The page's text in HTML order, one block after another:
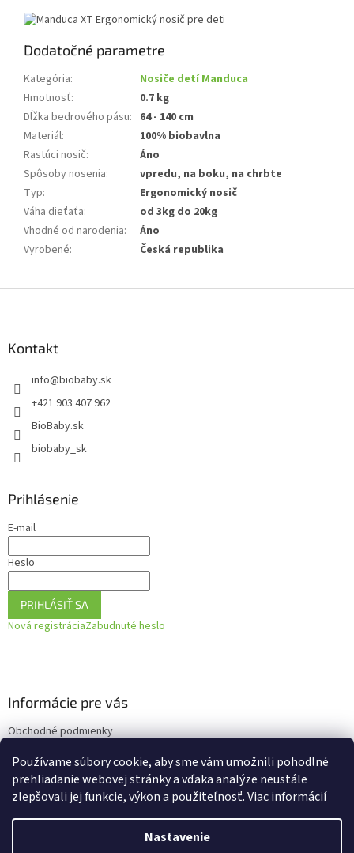
Používame súbory cookie, aby sme vám umožnili pohodlné
prehliadanie webovej stránky a vďaka analýze neustále
zlepšovali jej funkcie, výkon a použiteľnosť.Viac informácií
Nastavenie
Dodatočné parametre
Kategória:
Nosiče detí Manduca
Hmotnosť:
0.7 kg
Dĺžka bedrového pásu: 64 - 140 cm
Materiál:
100% biobavlna
Rastúci nosič:
Áno
Spôsoby nosenia:
vpredu, na boku, na chrbte
Typ:
Ergonomický nosič
Váha dieťaťa:
od 3kg do 20kg
Vhodné od narodenia:
Áno
Vyrobené: Česká republika
Kontakt
info@biobaby.sk
+421 903 407 962
BioBaby.sk
biobaby_sk
Prihlásenie
E-mail
Heslo
PRIHLÁSIŤ SA
Nová registráciaZabudnuté heslo
Informácie pre vás
Obchodné podmienky
Ako vrátiť tovar
Vytvoril Shoptet